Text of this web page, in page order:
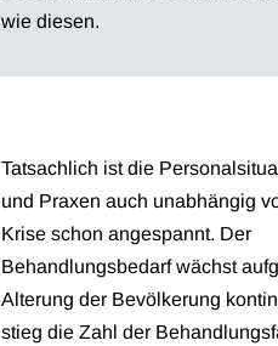
wie diesen.
Tatsachlich ist die
und Praxen auch unabhängig
Krise schon angespannt. Der
Behandlungsbedarf wächst
Alterung der Bevölkerung
stieg die Zahl der